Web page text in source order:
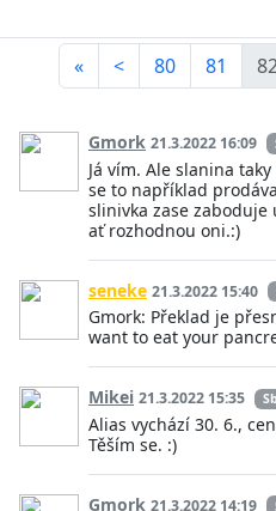
« < 80 81
Gmork 21.3.2022 16:09
Já vím. Ale slanina
se to například
slinivka zase zaboduje
ať rozhodnou oni.:)
seneke 21.3.2022 15:40
Gmork: Překlad je
want to eat your
Mikei 21.3.2022 15:35
Alias vychází 30. 6.,
Těším se. :)
Gmork 21.3.2022 14:19